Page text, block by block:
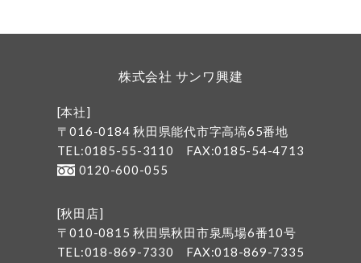
株式会社 サンワ興建
[本社]
〒016-0184 秋田県能代市字高塙65番地
TEL:0185-55-3110
FAX:0185-54-4713
0120-600-055
[秋田店]
〒010-0815 秋田県秋田市泉馬場6番10号
TEL:018-869-7330
FAX:018-869-7335